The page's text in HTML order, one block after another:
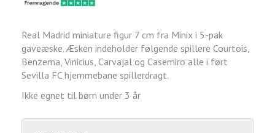
Real Madrid miniature figur 7 cm fra Minix i 5-pak
gaveæske. Æsken indeholder følgende spillere Courtois,
Benzema, Vinicius, Carvajal og Casemiro alle i ført
Sevilla FC hjemmebane spillerdragt.
Ikke egnet til børn under 3 år